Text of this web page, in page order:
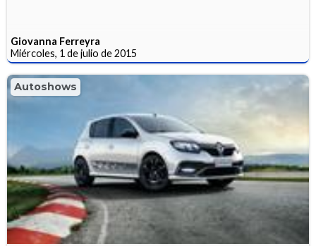
Giovanna Ferreyra
Miércoles, 1 de julio de 2015
Autoshows